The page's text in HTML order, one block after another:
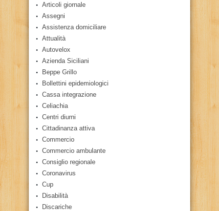
Articoli giornale
Assegni
Assistenza domiciliare
Attualità
Autovelox
Azienda Siciliani
Beppe Grillo
Bollettini epidemiologici
Cassa integrazione
Celiachia
Centri diurni
Cittadinanza attiva
Commercio
Commercio ambulante
Consiglio regionale
Coronavirus
Cup
Disabilità
Discariche